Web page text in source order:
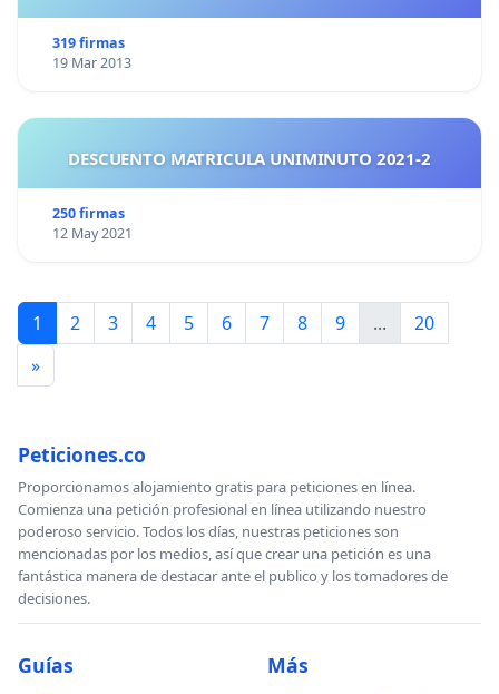
319 firmas
19 Mar 2013
DESCUENTO MATRICULA UNIMINUTO 2021-2
250 firmas
12 May 2021
1 2 3 4 5 6 7 8 9 ...
20
»
Peticiones.co
Proporcionamos alojamiento gratis para peticiones en línea.
Comienza una petición profesional en línea utilizando nuestro
poderoso servicio. Todos los días, nuestras peticiones son
mencionadas por los medios, así que crear una petición es una
fantástica manera de destacar ante el publico y los tomadores de
decisiones.
Guías Más